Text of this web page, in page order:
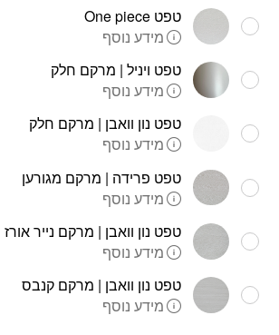
טפט One piece
מידע נוסף
טפט ויניל | מרקם חלק
מידע נוסף
טפט נון וואבן | מרקם חלק
מידע נוסף
טפט פרידה | מרקם מגורען
מידע נוסף
טפט נון וואבן | מרקם נייר אורז
מידע נוסף
טפט נון וואבן | מרקם קנבס
מידע נוסף